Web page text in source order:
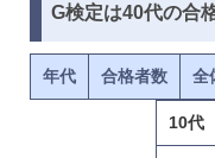
G検定は40代の合
年代 合格者数 全
10代